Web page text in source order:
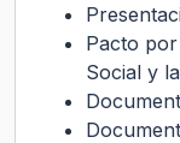
Pacto
Social y